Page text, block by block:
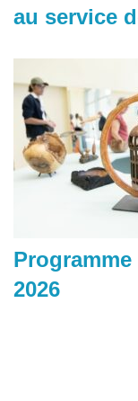
au service
2026